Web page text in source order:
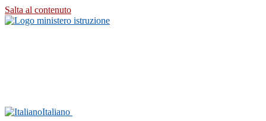
Salta al contenuto
Italiano